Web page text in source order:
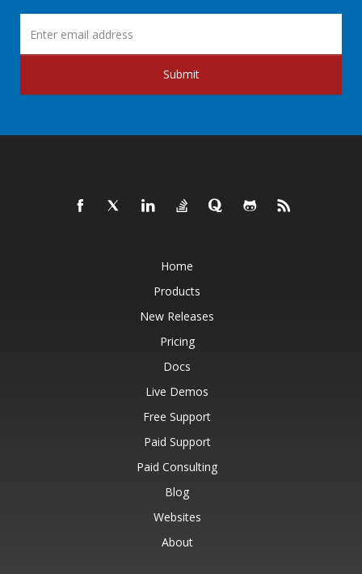
Submit
Home
Products
New Releases
Pricing
Docs
Live Demos
Free Support
Paid Support
Paid Consulting
Blog
Websites
About